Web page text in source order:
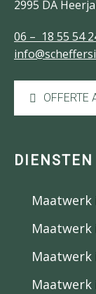
2995 DA
06 – 18 55 54
OFFERTE
DIENSTEN
Maatwerk
Maatwerk
Maatwerk
Maatwerk